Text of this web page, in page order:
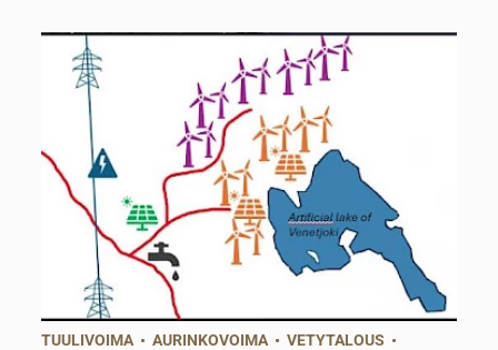
TUULIVOIMA •AURINKOVOIMA •VETYTALOUS •